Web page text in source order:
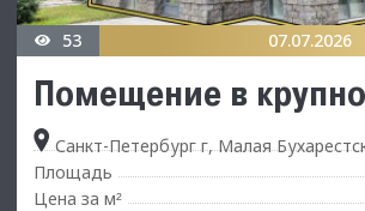
53 07.07.2026
Пoмeщениe в
Санкт-Петербург г, Малая
Площадь
Цена за м²